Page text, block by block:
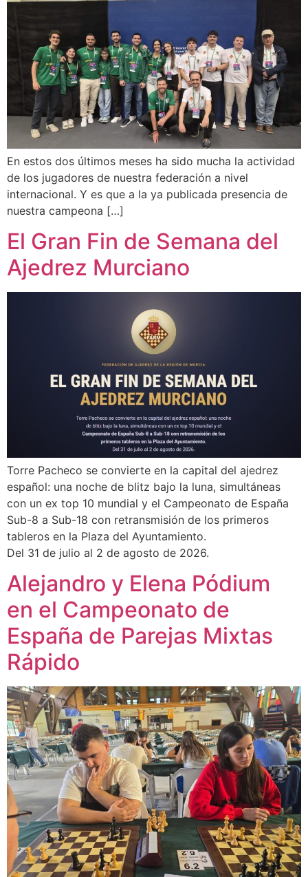
En estos dos últimos meses ha sido mucha la actividad
de los jugadores de nuestra federación a nivel
internacional. Y es que a la ya publicada presencia de
nuestra campeona […]
El Gran Fin de Semana del
Ajedrez Murciano
Torre Pacheco se convierte en la capital del ajedrez
español: una noche de blitz bajo la luna, simultáneas
con un ex top 10 mundial y el Campeonato de España
Sub-8 a Sub-18 con retransmisión de los primeros
tableros en la Plaza del Ayuntamiento.
Del 31 de julio al 2 de agosto de 2026.
Alejandro y Elena Pódium
en el Campeonato de
España de Parejas Mixtas
Rápido